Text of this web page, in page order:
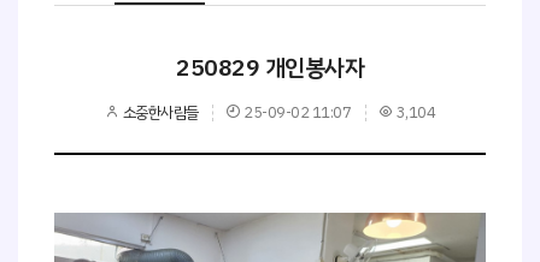
250829 개인봉사자
소중한사람들 25-09-02 11:07 3,104